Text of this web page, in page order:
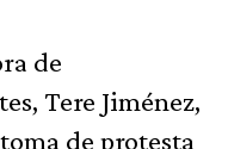
de
Tere Jiménez,
de protesta